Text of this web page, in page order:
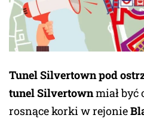
Tunel Silvertown pod
tunel Silvertownmiał być
rosnące korki w rejonie